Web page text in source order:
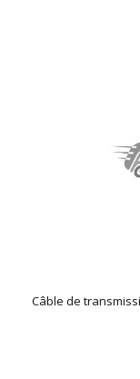
Câble de